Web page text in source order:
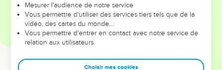
leur foi ou leur vision. Mais on voit moins les doutes, les erreurs
et les saisons difficiles qu'ils ont traversés, alors même que ce
sont elles qui les ont façonnés.
Dans cette conférence, leaders, entrepreneurs, et responsables
clés pour avancer avec plus de sagesse afin que leurs erreurs
Mesurer l'audience de notre service
Vous permettre d'utiliser des services tiers tels que de la
vidéo, des cartes du monde…
Vous permettre d'entrer en contact avec notre service de
relation aux utilisateurs.
Choisir mes cookies